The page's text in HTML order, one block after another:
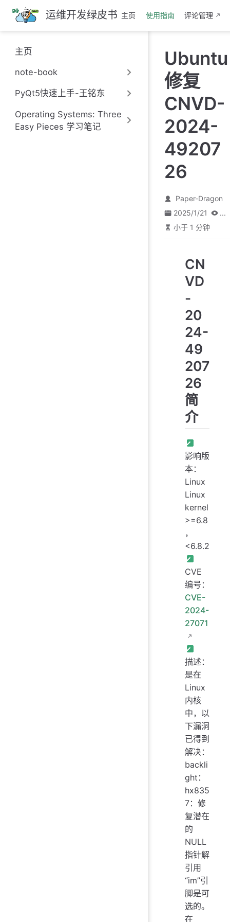
跳
至
主
要
內
运维开发绿皮书 主页 使用指南 评论管理
主页
note-book
PyQt5快速上手-王铭东
Operating Systems: Three
Easy Pieces 学习笔记
Ubuntu
修复
CNVD-
2024-
49207
26
Paper-Dragon
2025/1/21
...
小于 1 分钟
CN
VD
-
20
24-
49
207
26
简
介
影响版
本：
Linux
Linux
kernel
>=6.8
，
<6.8.2
CVE
编号：
CVE-
2024-
27071
描述：
是在
Linux
内核
中，以
下漏洞
已得到
解决：
backli
ght：
hx835
7：修
复潜在
的
NULL
指针解
引用
“im”引
脚是可
选的。
在